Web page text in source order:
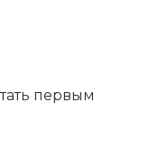
первым